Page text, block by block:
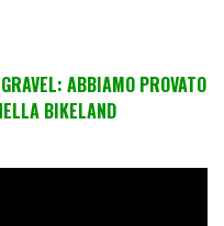
ABBIAMO PROVATO
BIKELAND